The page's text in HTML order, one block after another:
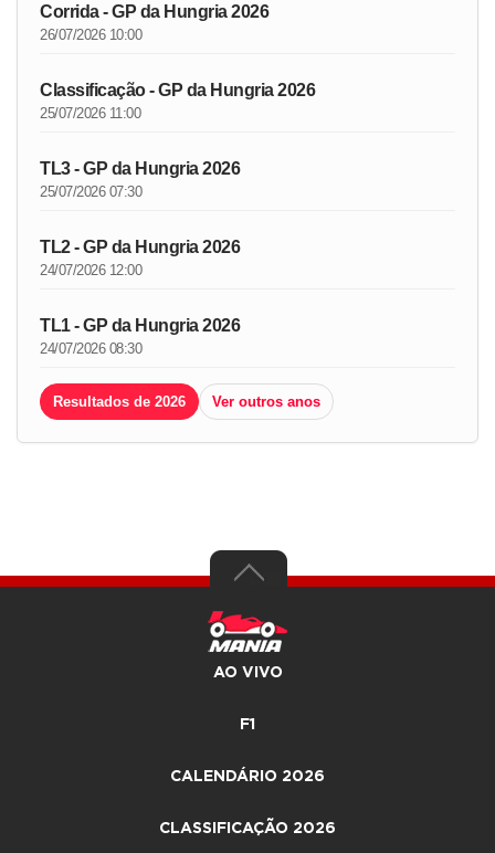
Corrida - GP da Hungria 2026
26/07/2026 10:00
Classificação - GP da Hungria 2026
25/07/2026 11:00
TL3 - GP da Hungria 2026
25/07/2026 07:30
TL2 - GP da Hungria 2026
24/07/2026 12:00
TL1 - GP da Hungria 2026
24/07/2026 08:30
Resultados de 2026 Ver outros anos
AO VIVO
F1
CALENDÁRIO 2026
CLASSIFICAÇÃO 2026